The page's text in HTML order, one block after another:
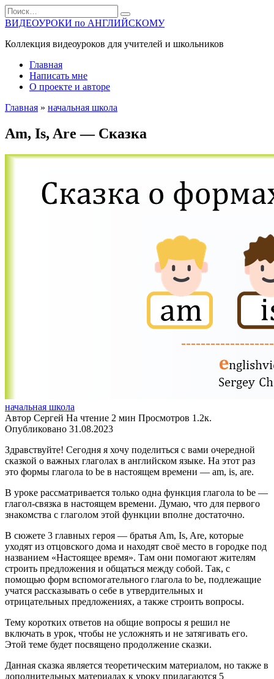
Перейти
к
содержанию
Search
for:
ВИДЕОУРОКИ по АНГЛИЙСКОМУ
Коллекция видеоуроков для учителей и школьников
Главная
Написать мне
О проекте и авторе
Главная » начальная школа
Am, Is, Are — Сказка
начальная школа
Автор Сергей На чтение 2 мин Просмотров 1.2к.
Опубликовано 31.08.2023
Здравствуйте! Сегодня я хочу поделиться с вами очередной
сказкой о важных глаголах в английском языке. На этот раз
это формы глагола to be в настоящем времени — am, is, are.
В уроке рассматривается только одна функция глагола to be —
глагол-связка в настоящем времени. Думаю, что для первого
знакомства с глаголом этой функции вполне достаточно.
В сюжете 3 главных героя — братья Am, Is, Are, которые
уходят из отцовского дома и находят своё место в городке под
названием «Настоящее время». Там они помогают жителям
строить предложения и общаться между собой. Так, с
помощью форм вспомогательного глагола to be, подлежащие
учатся рассказывать о себе в утвердительных и
отрицательных предложениях, а также строить вопросы.
Тему коротких ответов на общие вопросы я решил не
включать в урок, чтобы не усложнять и не затягивать его.
Этой теме будет посвящено продолжение сказки.
Данная сказка является теоретическим материалом, но также в
дополнительных материалах к уроку прилагаются 5